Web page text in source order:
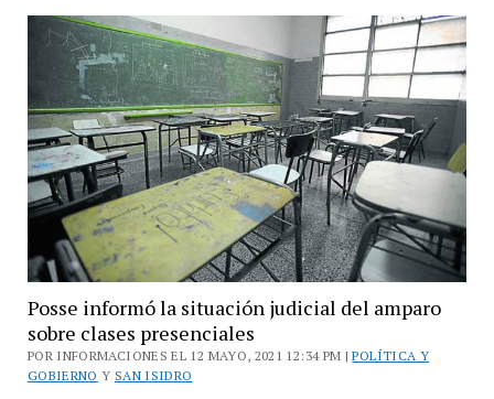
de
testeos
movil
de
San
Isidro
estuvo
en
Boulogne
Posse informó la situación judicial del amparo
sobre clases presenciales
POR INFORMACIONES EL 12 MAYO, 2021 12:34 PM |POLÍTICA Y
GOBIERNO Y SAN ISIDRO